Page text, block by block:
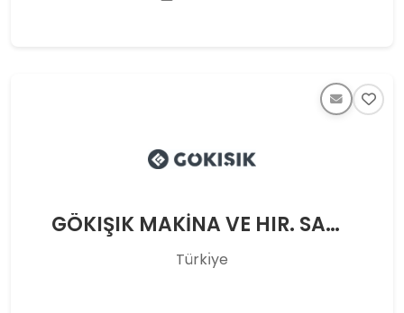
GÖKIŞIK MAKİNA VE HIR. SAN. TİC. LTD. ŞTİ.
Türkı̇ye